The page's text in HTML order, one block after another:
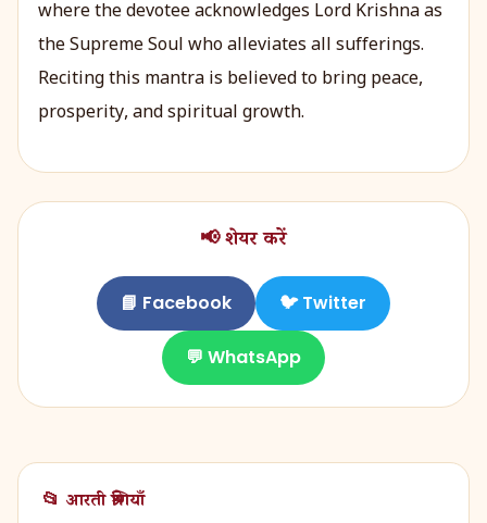
where the devotee acknowledges Lord Krishna as
the Supreme Soul who alleviates all sufferings.
Reciting this mantra is believed to bring peace,
prosperity, and spiritual growth.
📢 शेयर करें
📘 Facebook 🐦 Twitter
💬 WhatsApp
📂 आरती श्रेणियाँ